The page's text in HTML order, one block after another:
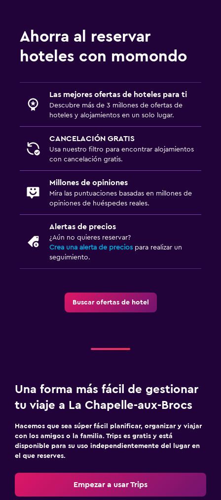
Ahorra al reservar
hoteles con momondo
Las mejores ofertas de hoteles para ti
Descubre más de 3 millones de ofertas de
hoteles y alojamientos en un solo lugar.
CANCELACIÓN GRATIS
Usa nuestro filtro para encontrar alojamientos
con cancelación gratis.
Millones de opiniones
Mira las puntuaciones basadas en millones de
opiniones de huéspedes reales.
Alertas de precios
¿Aún no quieres reservar?
Crea una alerta de precios para realizar un
seguimiento.
Buscar ofertas de hotel
Una forma más fácil de gestionar
tu viaje a La Chapelle-aux-Brocs
Hacemos que sea súper fácil planificar, organizar y viajar
con los amigos o la familia. Trips es gratis y está
disponible para su uso independientemente del lugar en
el que reserves.
Empezar a usar Trips